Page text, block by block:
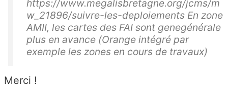
https://www.megalisbretagne.org/jcms/m
w_21896/suivre-les-deploiements En zone
AMII, les cartes des FAI sont genegénérale
plus en avance (Orange intégré par
exemple les zones en cours de travaux)
Merci !